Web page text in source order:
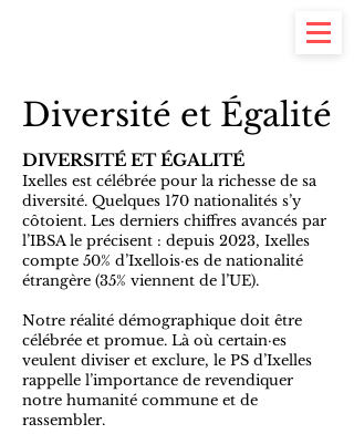
Diversité et Égalité
DIVERSITÉ ET ÉGALITÉ
Ixelles est célébrée pour la richesse de sa
diversité. Quelques 170 nationalités s’y
côtoient. Les derniers chiffres avancés par
l’IBSA le précisent : depuis 2023, Ixelles
compte 50% d’Ixellois·es de nationalité
étrangère (35% viennent de l’UE).
Notre réalité démographique doit être
célébrée et promue. Là où certain·es
veulent diviser et exclure, le PS d’Ixelles
rappelle l’importance de revendiquer
notre humanité commune et de
rassembler.